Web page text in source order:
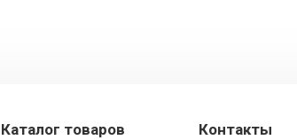
Каталог товаров Контакты